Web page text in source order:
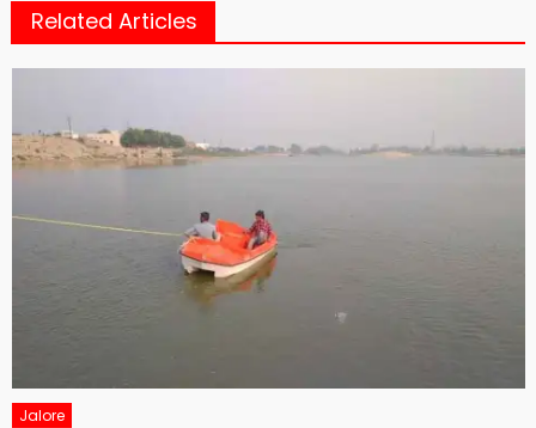
Related Articles
Jalore